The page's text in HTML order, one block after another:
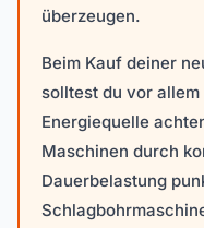
überzeugen.
Beim Kauf deiner
solltest du vor
Energiequelle
Maschinen durch
Dauerbelastung